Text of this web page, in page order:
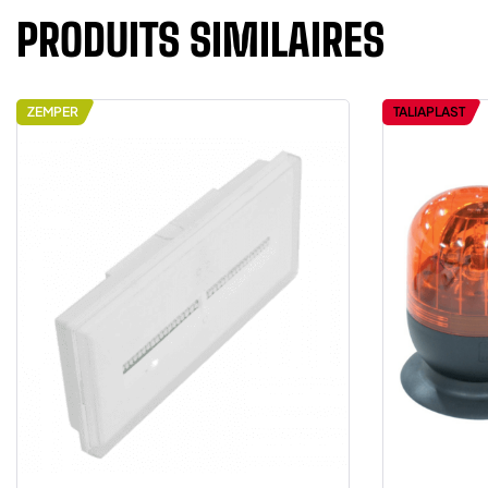
PRODUITS SIMILAIRES
ZEMPER TALIAPLAST